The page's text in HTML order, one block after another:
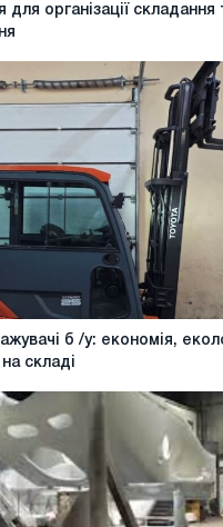
для організації складання
б /у: економія,
складі